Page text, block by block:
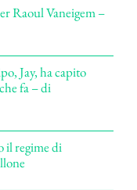
Raoul Vaneigem –
Jay, ha capito
fa – di
il regime di